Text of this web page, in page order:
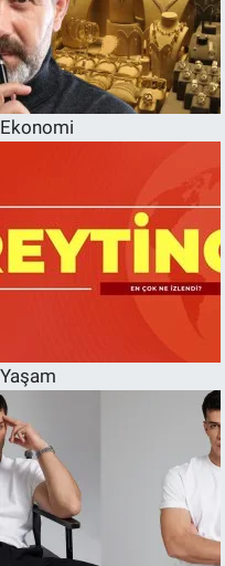
Ekonomi
Yaşam